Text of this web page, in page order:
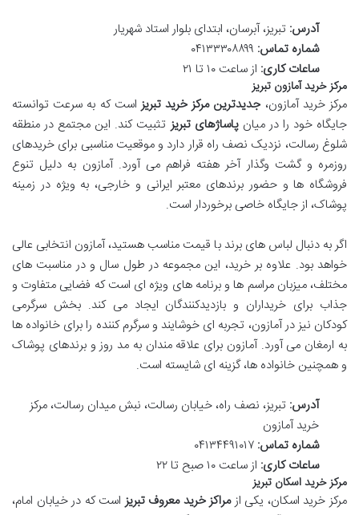
آدرس: تبریز، آبرسان، ابتدای بلوار استاد شهریار
شماره تماس:
ساعات کاری: از ساعت ۱۰ تا ۲۱
مرکز خرید آمازون تبریز
مرکز خرید آمازون،جدیدترین مرکز خرید تبریزاست که به سرعت توانسته
جایگاه خود را در میانپاساژهای تبریزتثبیت کند. این مجتمع در منطقه
شلوغ رسالت، نزدیک نصف راه قرار دارد و موقعیت مناسبی برای خریدهای
روزمره و گشت وگذار آخر هفته فراهم می آورد. آمازون به دلیل تنوع
فروشگاه ها و حضور برندهای معتبر ایرانی و خارجی، به ویژه در زمینه
پوشاک، از جایگاه خاصی برخوردار است.
اگر به دنبال لباس های برند با قیمت مناسب هستید، آمازون انتخابی عالی
خواهد بود. علاوه بر خرید، این مجموعه در طول سال و در مناسبت های
مختلف، میزبان مراسم ها و برنامه های ویژه ای است که فضایی متفاوت و
جذاب برای خریداران و بازدیدکنندگان ایجاد می کند. بخش سرگرمی
کودکان نیز در آمازون، تجربه ای خوشایند و سرگرم کننده را برای خانواده ها
به ارمغان می آورد. آمازون برای علاقه مندان به مد روز و برندهای پوشاک
و همچنین خانواده ها، گزینه ای شایسته است.
آدرس: تبریز، نصف راه، خیابان رسالت، نبش میدان رسالت، مرکز
خرید آمازون
شماره تماس:
ساعات کاری: از ساعت ۱۰ صبح تا ۲۲
مرکز خرید اسکان تبریز
مرکز خرید اسکان، یکی ازمراکز خرید معروف تبریزاست که در خیابان امام،